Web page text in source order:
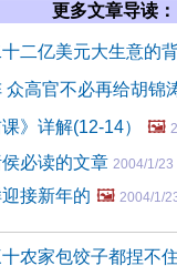
更多文章导读：
二亿美元大生意的
高官不必再给胡锦
》详解(12-14）
🖼️
必读的文章 2004/1/23
接新年的 🖼️ 2004/1/
农家包饺子都捏不